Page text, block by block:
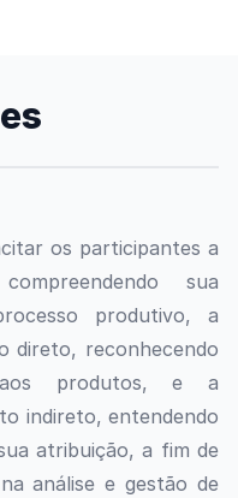
os participantes a
sua
produtivo, a
direto, reconhecendo
aos produtos, e a
indireto, entendendo
atribuição, a fim de
análise e gestão de